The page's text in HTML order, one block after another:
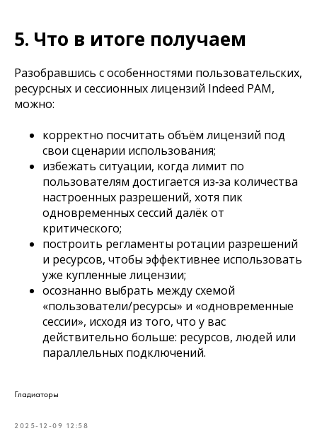
5. Что в итоге получаем
Разобравшись с особенностями пользовательских,
ресурсных и сессионных лицензий Indeed PAM,
можно:
корректно посчитать объём лицензий под
свои сценарии использования;
избежать ситуации, когда лимит по
пользователям достигается из‑за количества
настроенных разрешений, хотя пик
одновременных сессий далёк от
критического;
построить регламенты ротации разрешений
и ресурсов, чтобы эффективнее использовать
уже купленные лицензии;
осознанно выбрать между схемой
«пользователи/ресурсы» и «одновременные
сессии», исходя из того, что у вас
действительно больше: ресурсов, людей или
параллельных подключений.
Гладиаторы
2025-12-09 12:58